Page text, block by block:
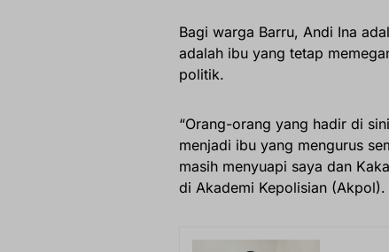
Bagi warga Barru, Andi Ina
adalah ibu yang tetap
politik.
“Orang-orang yang hadir di
menjadi ibu yang mengurus
masih menyuapi saya dan
di Akademi Kepolisian (Akpol).